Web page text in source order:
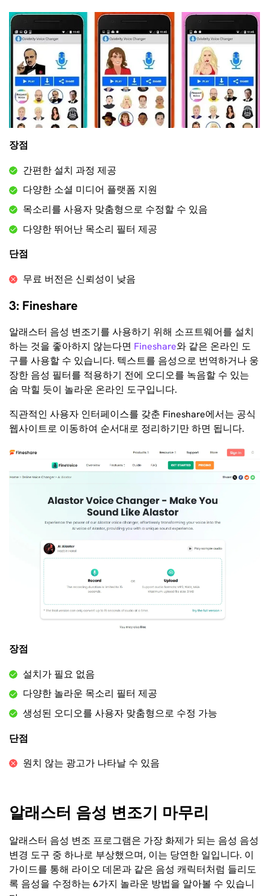
장점
간편한 설치 과정 제공
다양한 소셜 미디어 플랫폼 지원
목소리를 사용자 맞춤형으로 수정할 수 있음
다양한 뛰어난 목소리 필터 제공
단점
무료 버전은 신뢰성이 낮음
3: Fineshare
알래스터 음성 변조기를 사용하기 위해 소프트웨어를 설치
하는 것을 좋아하지 않는다면 Fineshare와 같은 온라인 도
구를 사용할 수 있습니다. 텍스트를 음성으로 번역하거나 웅
장한 음성 필터를 적용하기 전에 오디오를 녹음할 수 있는
숨 막힐 듯이 놀라운 온라인 도구입니다.
직관적인 사용자 인터페이스를 갖춘 Fineshare에서는 공식
웹사이트로 이동하여 순서대로 정리하기만 하면 됩니다.
장점
설치가 필요 없음
다양한 놀라운 목소리 필터 제공
생성된 오디오를 사용자 맞춤형으로 수정 가능
단점
원치 않는 광고가 나타날 수 있음
알래스터 음성 변조기 마무리
알래스터 음성 변조 프로그램은 가장 화제가 되는 음성 음성
변경 도구 중 하나로 부상했으며, 이는 당연한 일입니다. 이
가이드를 통해 라이오 데몬과 같은 음성 캐릭터처럼 들리도
록 음성을 수정하는 6가지 놀라운 방법을 알아볼 수 있습니